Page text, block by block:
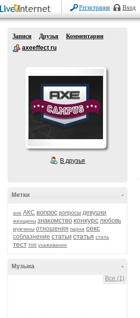
Регистрация Вход
Записи Друзья
Комментарии
axeeffect ru
В друзья
-
Метки
axe АКС вопрос вопросы девушки
женщины знакомство конкурс любовь
мужчины отношения парни секс
соблазнение статьи статья стиль
тест топ ухаживание
-
Музыка
Все (1)